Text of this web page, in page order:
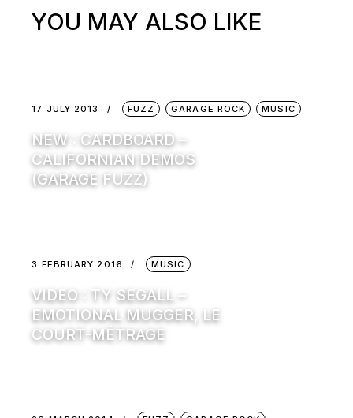
YOU MAY ALSO LIKE
17 JULY 2013 FUZZ GARAGE ROCK MUSIC
NEW : CARDBOARD –
CALIFORNIAN DEMOS
(GARAGE FUZZ)
3 FEBRUARY 2016 MUSIC
VIDEO : TY SEGALL –
EMOTIONAL MUGGER, LE
COURT-MÉTRAGE